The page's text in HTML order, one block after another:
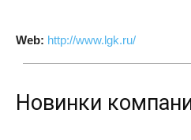
Web: http://www.lgk.ru/
Новинки